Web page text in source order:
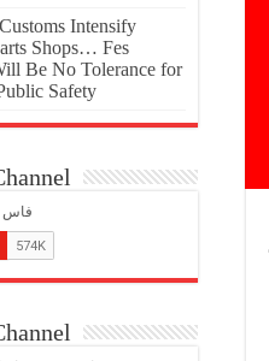
Intensify
Shops… Fes
Be No Tolerance for
Safety